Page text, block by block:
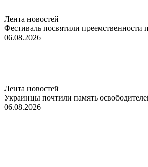
Лента новостей
Фестиваль посвятили преемственности
06.08.2026
Лента новостей
Украинцы почтили память
06.08.2026